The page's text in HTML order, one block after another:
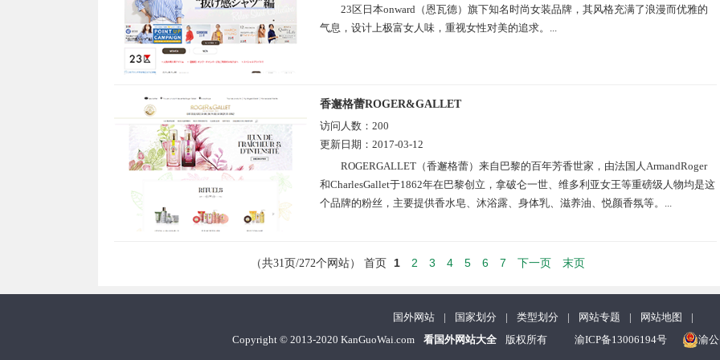
23区日本onward（恩瓦德）旗下知名时尚女装品牌，其风格充满了浪漫而优雅的
气息，设计上极富女人味，重视女性对美的追求。...
香邂格蕾ROGER&GALLET
访问人数： 200
更新日期： 2017-03-12
ROGERGALLET（香邂格蕾）来自巴黎的百年芳香世家，由法国人ArmandRoger
和CharlesGallet于1862年在巴黎创立，拿破仑一世、维多利亚女王等重磅级人物均是这
个品牌的粉丝，主要提供香水皂、沐浴露、身体乳、滋养油、悦颜香氛等。...
（共31页/272个网站） 首页 1 2 3 4 5 6 7 下一页 末页
国外网站 | 国家划分 | 类型划分 | 网站专题 | 网站地图
|
Copyright ©2013-2020 KanGuoWai.com 看国外网站大全 版权所有 渝ICP备13006194号 渝